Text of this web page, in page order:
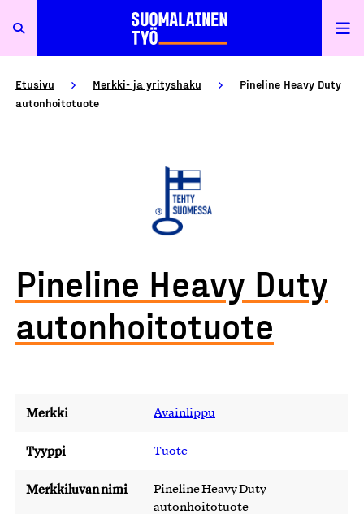
Etusivu Merkki- ja yrityshaku
Pineline Heavy Duty
autonhoitotuote
Pineline Heavy Duty
autonhoitotuote
Merkki Avainlippu
Tyyppi Tuote
Merkkiluvan nimi
Pineline Heavy Duty
autonhoitotuote